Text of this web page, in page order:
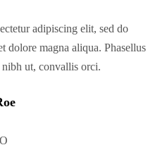
adipiscing elit, sed do
dolore magna aliqua. Phasellus
ut, convallis orci.